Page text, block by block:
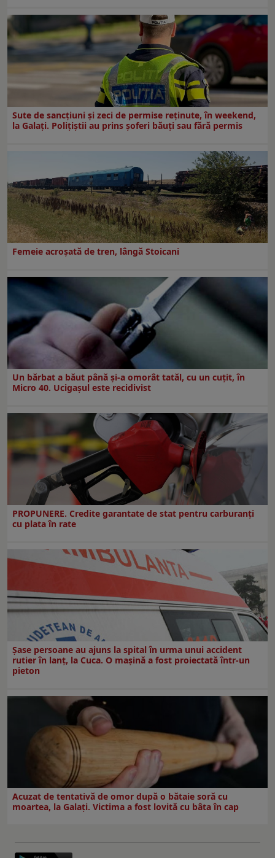
Sute de sancțiuni și zeci de permise reținute, în weekend,
la Galați. Polițiștii au prins șoferi băuți sau fără permis
Femeie acroșată de tren, lângă Stoicani
Un bărbat a băut până și-a omorât tatăl, cu un cuțit, în
Micro 40. Ucigașul este recidivist
PROPUNERE. Credite garantate de stat pentru carburanți
cu plata în rate
Șase persoane au ajuns la spital în urma unui accident
rutier în lanț, la Cuca. O mașină a fost proiectată într-un
pieton
Acuzat de tentativă de omor după o bătaie soră cu
moartea, la Galați. Victima a fost lovită cu bâta în cap